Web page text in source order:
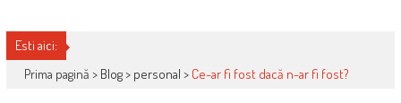
Esti aici:
Prima pagină > Blog> personal > Ce-ar fi fost dacă n-ar fi fost?